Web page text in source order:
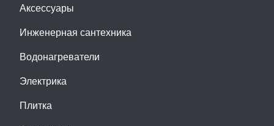
Аксессуары
Инженерная сантехника
Водонагреватели
Электрика
Плитка